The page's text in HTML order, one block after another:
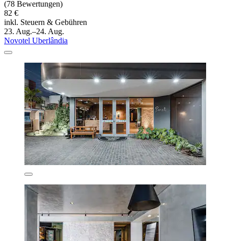
(78 Bewertungen)
82 €
inkl. Steuern & Gebühren
23. Aug.–24. Aug.
Novotel Uberlândia